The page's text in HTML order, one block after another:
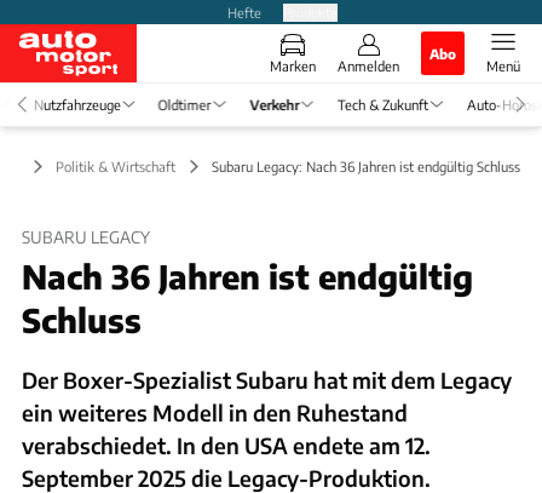
Hefte
Marken Anmelden
Abo
Menü
Nutzfahrzeuge Oldtimer Verkehr Tech & Zukunft Auto-
Politik & Wirtschaft Subaru Legacy: Nach 36 Jahren ist endgültig Schluss
SUBARU LEGACY
Nach 36 Jahren ist endgültig
Schluss
Der Boxer-Spezialist Subaru hat mit dem Legacy
ein weiteres Modell in den Ruhestand
verabschiedet. In den USA endete am 12.
September 2025 die Legacy-Produktion.